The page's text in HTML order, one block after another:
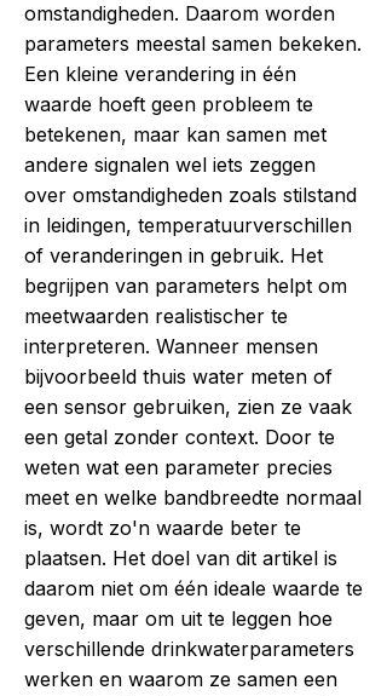
omstandigheden. Daarom worden
parameters meestal samen bekeken.
Een kleine verandering in één
waarde hoeft geen probleem te
betekenen, maar kan samen met
andere signalen wel iets zeggen
over omstandigheden zoals stilstand
in leidingen, temperatuurverschillen
of veranderingen in gebruik. Het
begrijpen van parameters helpt om
meetwaarden realistischer te
interpreteren. Wanneer mensen
bijvoorbeeld thuis water meten of
een sensor gebruiken, zien ze vaak
een getal zonder context. Door te
weten wat een parameter precies
meet en welke bandbreedte normaal
is, wordt zo'n waarde beter te
plaatsen. Het doel van dit artikel is
daarom niet om één ideale waarde te
geven, maar om uit te leggen hoe
verschillende drinkwaterparameters
werken en waarom ze samen een